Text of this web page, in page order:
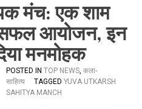
मंच: एक शाम
सफल आयोजन, इन
मनमोहक
POSTED IN TOP NEWS, कला-
साहित्य
TAGGED YUVA UTKARSH
SAHITYA MANCH